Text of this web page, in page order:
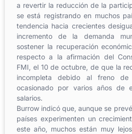
a revertir la reducción de la
se está registrando en muchos
tendencia hacia crecientes
incremento de la demanda
sostener la recuperación
respecto a la afirmación del
FMI, el 10 de octubre, de que la
incompleta debido al freno de
ocasionado por varios años de
salarios.
Burrow indicó que, aunque se
países experimenten un
este año, muchos están muy